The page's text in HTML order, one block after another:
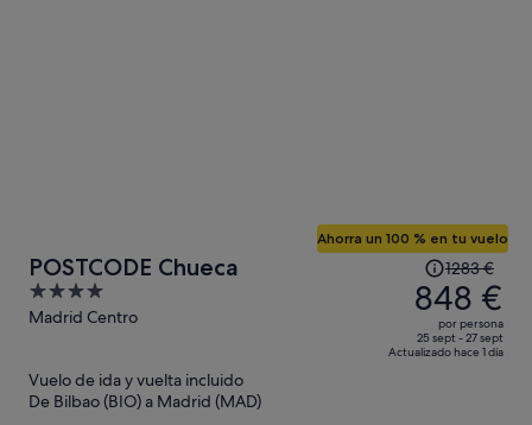
POSTCODE Chueca
4
out
Madrid Centro
Ahorra un 100 % en tu vuelo
El
precio
era
de
1283 €,
1283 €
848 €
por persona
25 sept - 27 sept
Actualizado hace 1 día
Vuelo de ida y vuelta incluido
De Bilbao (BIO) a Madrid (MAD)